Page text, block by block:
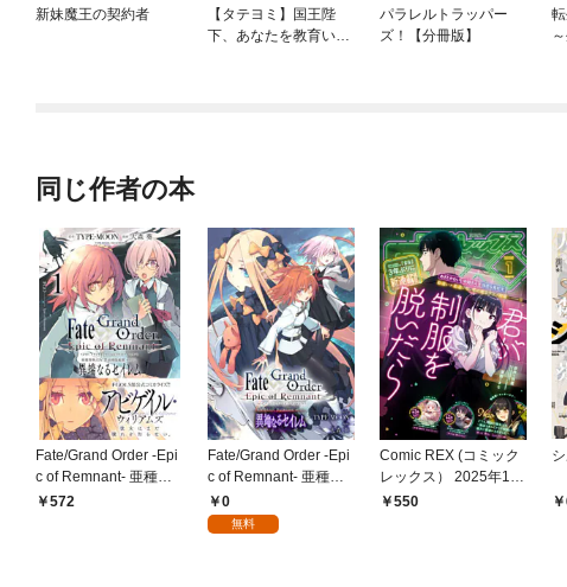
新妹魔王の契約者
【タテヨミ】国王陛
下、あなたを教育いた
パラレルトラッパー
ズ！【分冊版】
同じ作者の本
Fate/Grand Order -Epi
c of Remnant- 亜種特
異点Ⅳ 禁忌降臨庭園
572
Fate/Grand Order -Epi
c of Remnant- 亜種特
異点Ⅳ 禁忌降臨庭園
セイレム 異端なるセイ
0
無料
Comic REX (コミック
レックス） 2025年1月
号[雑誌]
550